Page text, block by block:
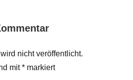
nicht veröffentlicht.
mit* markiert